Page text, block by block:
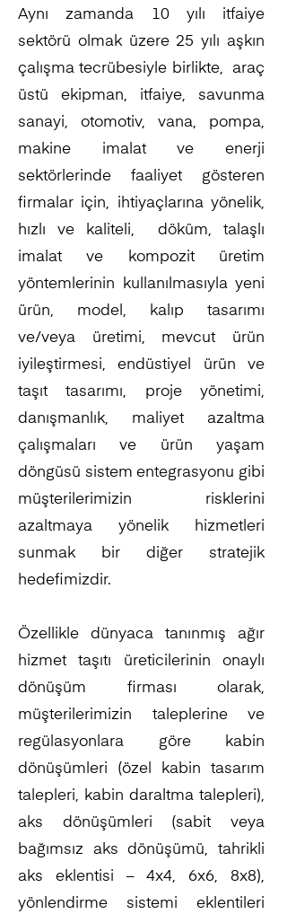
Aynı zamanda 10 yılı itfaiye
sektörü olmak üzere 25 yılı aşkın
çalışma tecrübesiyle birlikte, araç
üstü ekipman, itfaiye, savunma
sanayi, otomotiv, vana, pompa,
makine imalat ve enerji
sektörlerinde faaliyet gösteren
firmalar için, ihtiyaçlarına yönelik,
hızlı ve kaliteli, döküm, talaşlı
imalat ve kompozit üretim
yöntemlerinin kullanılmasıyla yeni
ürün, model, kalıp tasarımı
ve/veya üretimi, mevcut ürün
iyileştirmesi, endüstiyel ürün ve
taşıt tasarımı, proje yönetimi,
danışmanlık, maliyet azaltma
çalışmaları ve ürün yaşam
döngüsü sistem entegrasyonu gibi
müşterilerimizin risklerini
azaltmaya yönelik hizmetleri
sunmak bir diğer stratejik
hedefimizdir.
Özellikle dünyaca tanınmış ağır
hizmet taşıtı üreticilerinin onaylı
dönüşüm firması olarak,
müşterilerimizin taleplerine ve
regülasyonlara göre kabin
dönüşümleri (özel kabin tasarım
talepleri, kabin daraltma talepleri),
aks dönüşümleri (sabit veya
bağımsız aks dönüşümü, tahrikli
aks eklentisi – 4x4, 6x6, 8x8),
yönlendirme sistemi eklentileri